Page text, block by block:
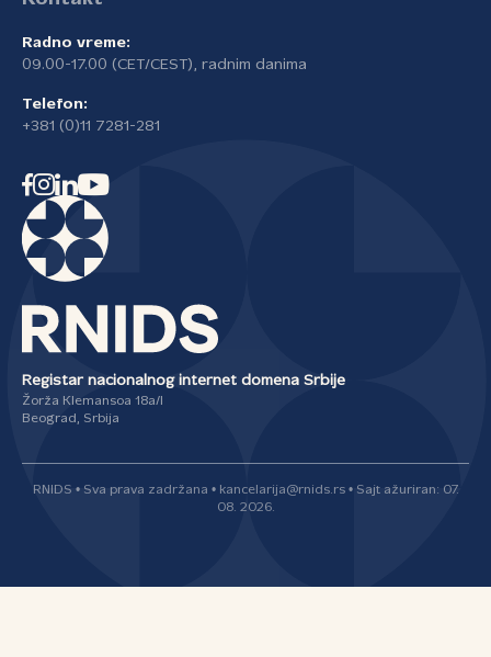
Radno vreme:
09.00-17.00 (CET/CEST), radnim danima
Telefon:
+381 (0)11 7281-281
Registar nacionalnog internet domena Srbije
Žorža Klemansoa 18a/I
Beograd, Srbija
RNIDS • Sva prava zadržana • kancelarija@rnids.rs • Sajt ažuriran: 07.
08. 2026.